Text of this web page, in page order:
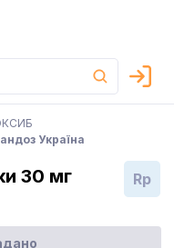
Україна
30 мг Rp